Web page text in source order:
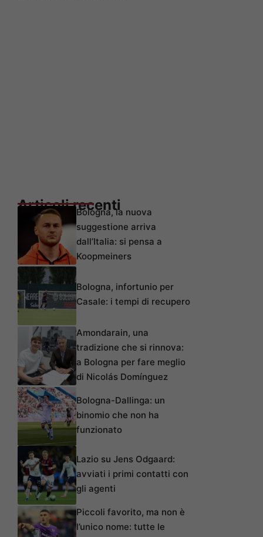
Articoli recenti
Bologna, la nuova
suggestione arriva
dall’Italia: si pensa a
Koopmeiners
Bologna, infortunio per
Casale: i tempi di recupero
Amondarain, una
tradizione che si rinnova:
a Bologna per fare meglio
di Nicolás Domínguez
Bologna-Dallinga: un
binomio che non ha
funzionato
Lazio su Jens Odgaard:
avviati i primi contatti con
gli agenti
Piccoli favorito, ma non è
l’unico nome: tutte le